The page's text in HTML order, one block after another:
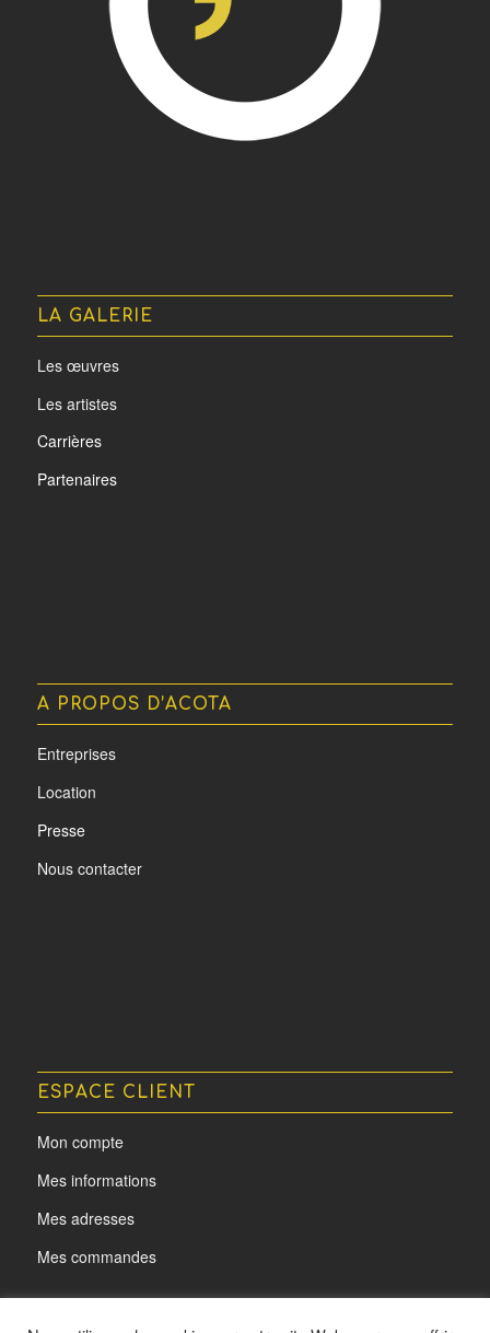
LA GALERIE
Les œuvres
Les artistes
Carrières
Partenaires
A PROPOS D’ACOTA
Entreprises
Location
Presse
Nous contacter
ESPACE CLIENT
Mon compte
Mes informations
Mes adresses
Mes commandes